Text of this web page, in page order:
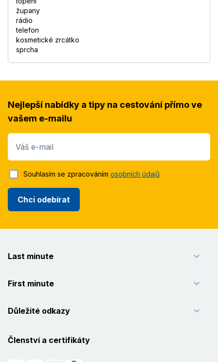
župany
rádio
telefon
kosmetické zrcátko
sprcha
Nejlepší nabídky a tipy na cestování přímo ve
vašem e-mailu
Váš e-mail
Chci odebírat
Souhlasím se zpracováním osobních údajů
Last minute
First minute
Důležité odkazy
Členství a certifikáty